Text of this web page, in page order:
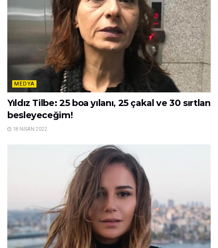
MEDYA
Yıldız Tilbe: 25 boa yılanı, 25 çakal ve 30 sırtlan
besleyeceğim!
18 NISAN 2022